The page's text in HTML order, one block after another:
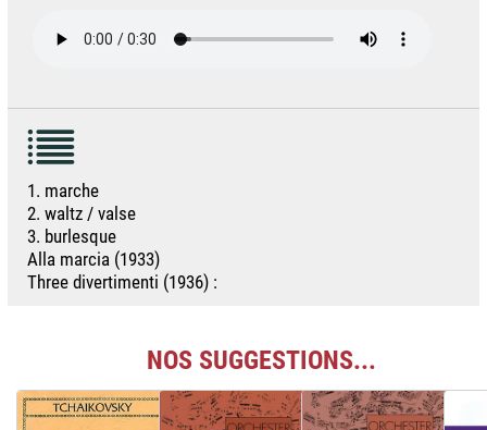
1. marche
2. waltz / valse
3. burlesque
Alla marcia (1933)
Three divertimenti (1936) :
NOS SUGGESTIONS...